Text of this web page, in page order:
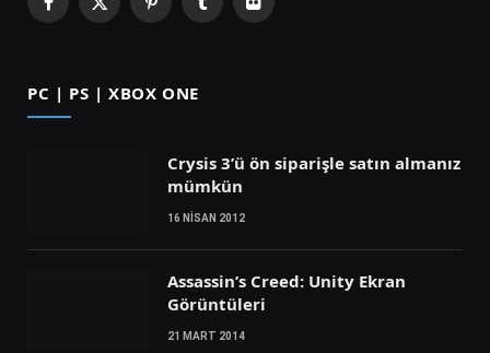
Facebook
X
PinterestTumblrFlickr
PC | PS | XBOX ONE
Crysis 3’ü ön siparişle satın almanız
mümkün
16 NISAN 2012
Assassin’s Creed: Unity Ekran
Görüntüleri
21 MART 2014